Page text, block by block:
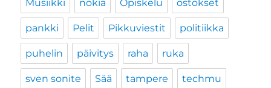
Musiikki nokia Opiskelu ostokset
pankki Pelit Pikkuviestit politiikka
puhelin päivitys raha ruka
sven sonite Sää tampere techmu